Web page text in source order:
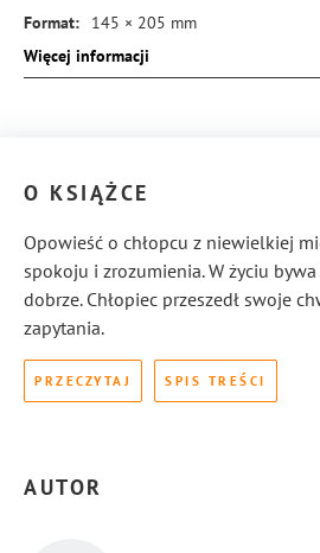
Format:
145 × 205 mm
Okładka: miękka
Więcej informacji
O KSIĄŻCE
Opowieść o chłopcu z niewielkiej
spokoju i zrozumienia. W życiu
dobrze. Chłopiec przeszedł swoje
zapytania.
PRZECZYTAJ SPIS TREŚCI
AUTOR